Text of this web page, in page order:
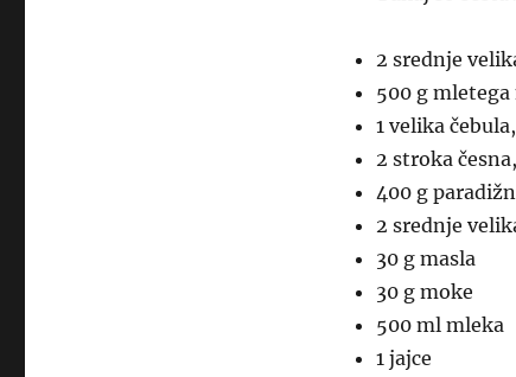
2 srednje
500 g
1 velika
2 stroka
400 g
2 srednje
30 g masla
30 g moke
500 ml mleka
1 jajce